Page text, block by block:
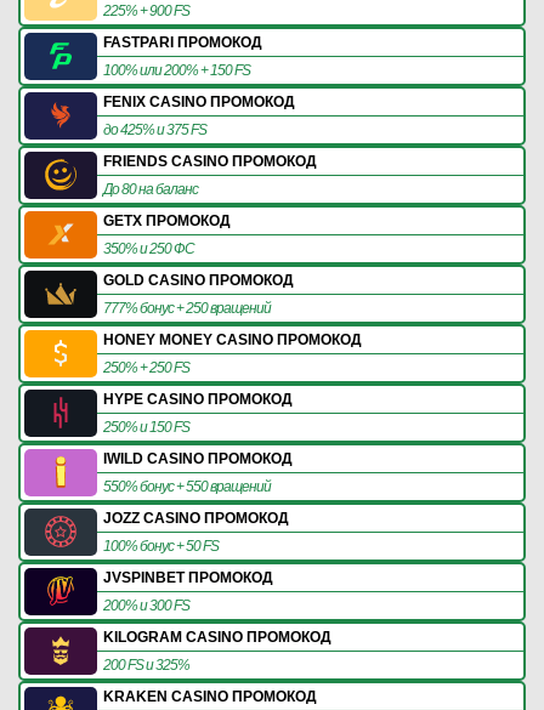
225% + 900 FS
FASTPARI ПРОМОКОД
100% или 200% + 150 FS
FENIX CASINO ПРОМОКОД
до 425% и 375 FS
FRIENDS CASINO ПРОМОКОД
До 80 на баланс
GETX ПРОМОКОД
350% и 250 ФС
GOLD CASINO ПРОМОКОД
777% бонус + 250 вращений
HONEY MONEY CASINO ПРОМОКОД
250% + 250 FS
HYPE CASINO ПРОМОКОД
250% и 150 FS
IWILD CASINO ПРОМОКОД
550% бонус + 550 вращений
JOZZ CASINO ПРОМОКОД
100% бонус + 50 FS
JVSPINBET ПРОМОКОД
200% и 300 FS
KILOGRAM CASINO ПРОМОКОД
200 FS и 325%
KRAKEN CASINO ПРОМОКОД